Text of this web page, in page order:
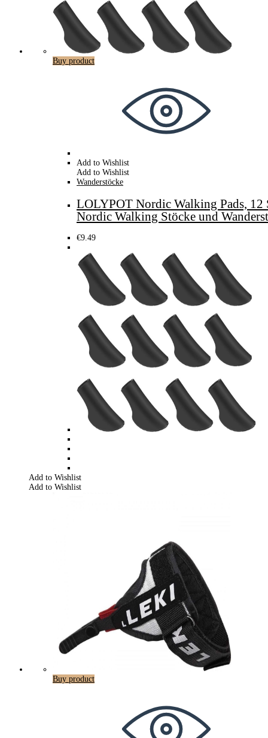
Buy product
Add to Wishlist
Add to Wishlist
Wanderstöcke
LOLYPOT Nordic Walking Pads,
Nordic Walking Stöcke und
€9.49
Add to Wishlist
Add to Wishlist
Buy product